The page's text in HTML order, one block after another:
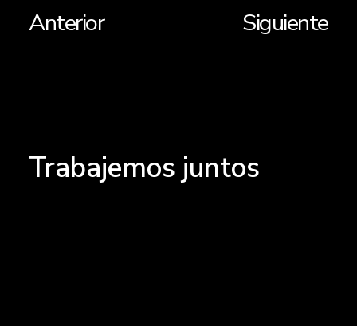
Anterior Siguiente
Trabajemos juntos